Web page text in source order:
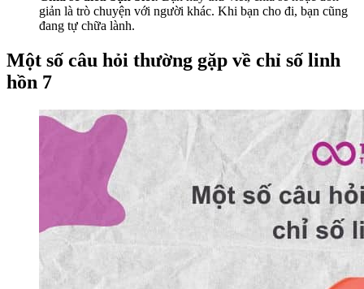
giản là trò chuyện với người khác. Khi bạn cho đi, bạn cũng
đang tự chữa lành.
Một số câu hỏi thường gặp về chỉ số linh
hồn 7